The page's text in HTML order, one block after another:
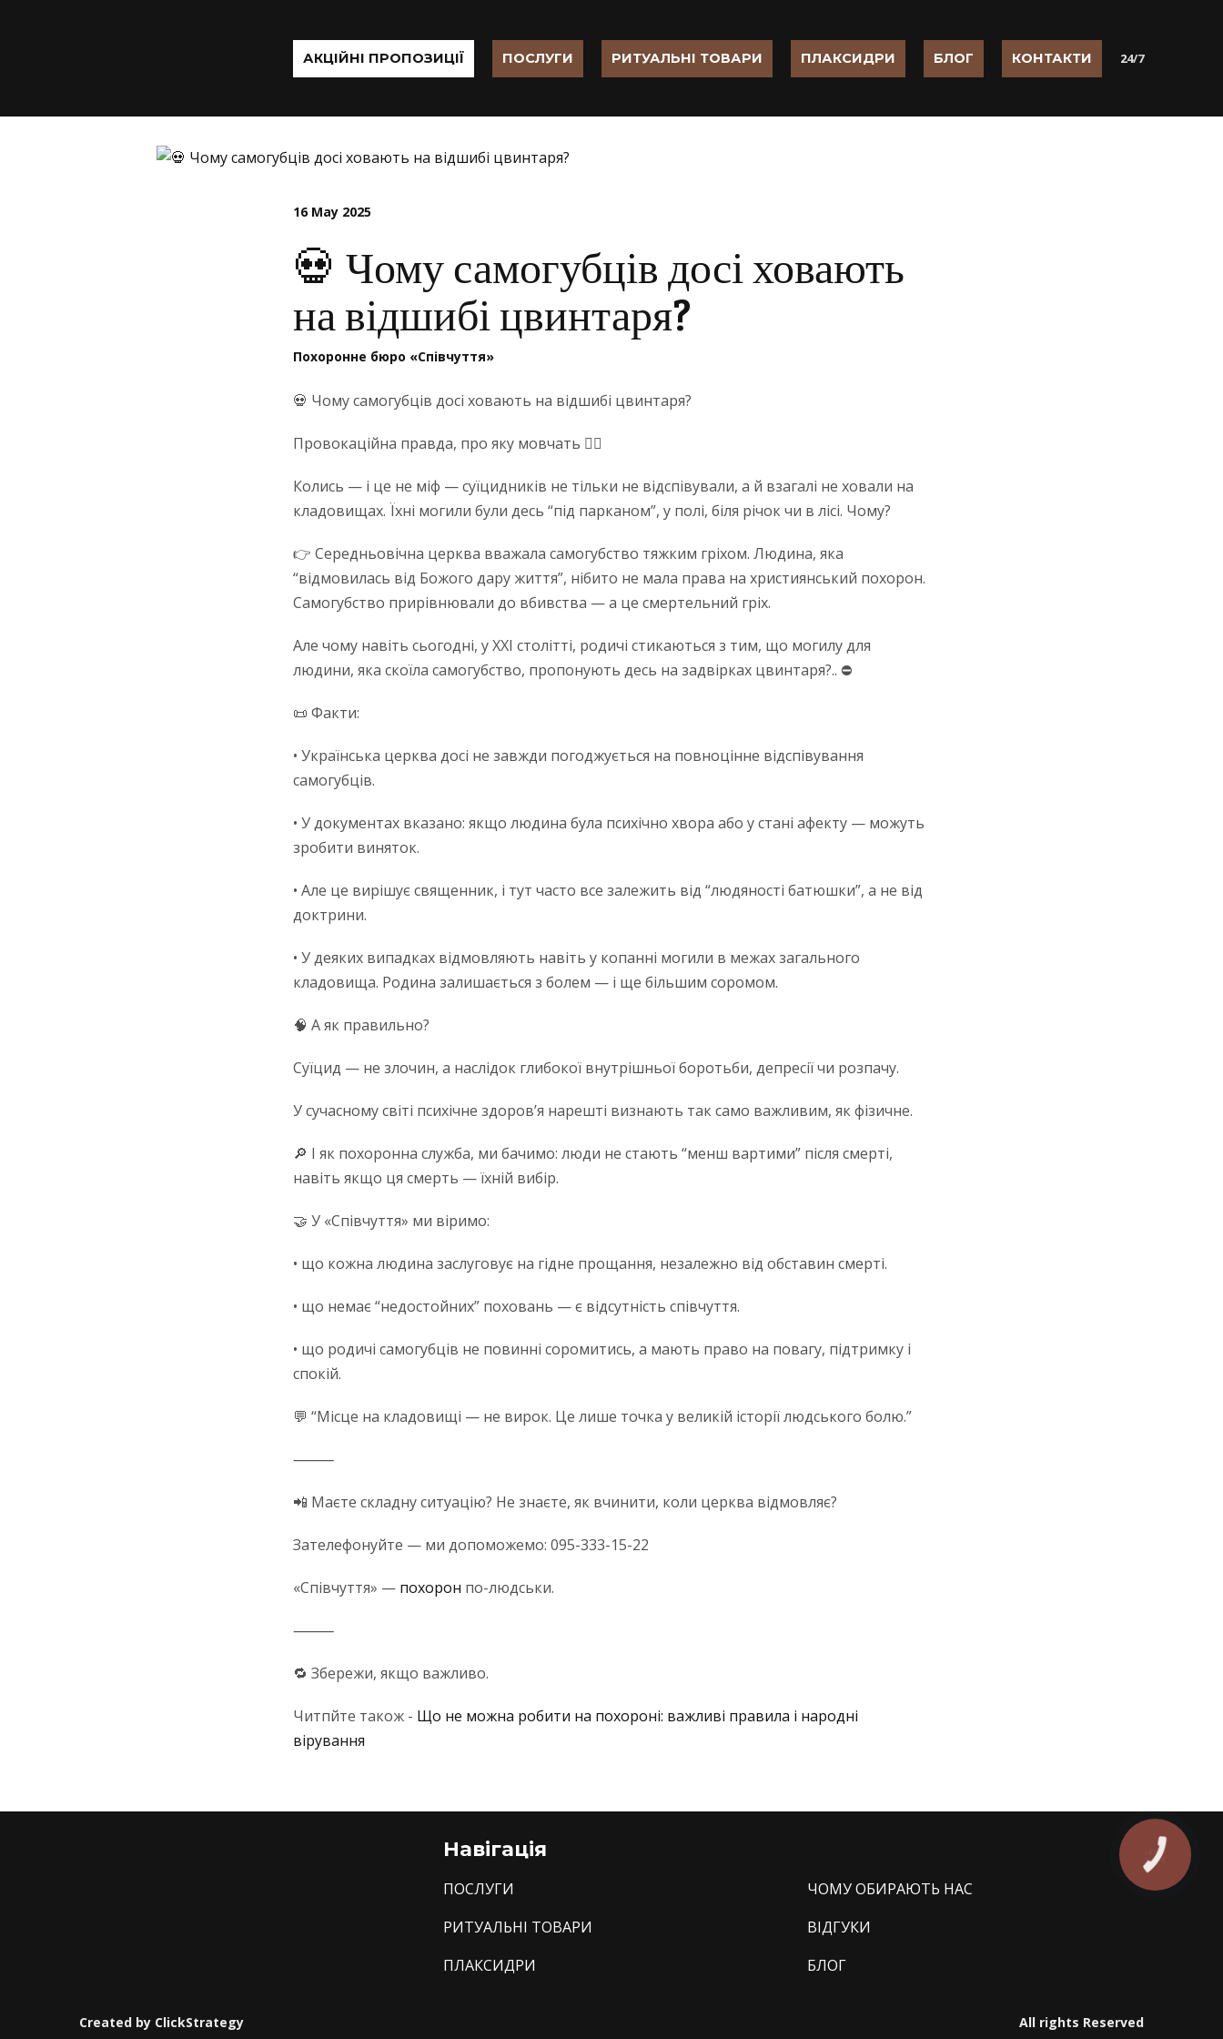
АКЦІЙНІ ПРОПОЗИЦІЇ ПОСЛУГИ РИТУАЛЬНІ ТОВАРИ ПЛАКСИДРИ БЛОГ КОНТАКТИ 24/7
16 May 2025
💀 Чому самогубців досі ховають
на відшибі цвинтаря?
Похоронне бюро «Співчуття»
💀 Чому самогубців досі ховають на відшибі цвинтаря?
Провокаційна правда, про яку мовчать 😶‍🌫️
Колись — і це не міф — суїцидників не тільки не відспівували, а й взагалі не ховали на
кладовищах. Їхні могили були десь “під парканом”, у полі, біля річок чи в лісі. Чому?
👉 Середньовічна церква вважала самогубство тяжким гріхом. Людина, яка
“відмовилась від Божого дару життя”, нібито не мала права на християнський похорон.
Самогубство прирівнювали до вбивства — а це смертельний гріх.
Але чому навіть сьогодні, у XXI столітті, родичі стикаються з тим, що могилу для
людини, яка скоїла самогубство, пропонують десь на задвірках цвинтаря?.. ⛔
📜 Факти:
• Українська церква досі не завжди погоджується на повноцінне відспівування
самогубців.
• У документах вказано: якщо людина була психічно хвора або у стані афекту — можуть
зробити виняток.
• Але це вирішує священник, і тут часто все залежить від “людяності батюшки”, а не від
доктрини.
• У деяких випадках відмовляють навіть у копанні могили в межах загального
кладовища. Родина залишається з болем — і ще більшим соромом.
🧠 А як правильно?
Суїцид — не злочин, а наслідок глибокої внутрішньої боротьби, депресії чи розпачу.
У сучасному світі психічне здоров’я нарешті визнають так само важливим, як фізичне.
🔎 І як похоронна служба, ми бачимо: люди не стають “менш вартими” після смерті,
навіть якщо ця смерть — їхній вибір.
🤝 У «Співчуття» ми віримо:
• що кожна людина заслуговує на гідне прощання, незалежно від обставин смерті.
• що немає “недостойних” поховань — є відсутність співчуття.
• що родичі самогубців не повинні соромитись, а мають право на повагу, підтримку і
спокій.
💬 “Місце на кладовищі — не вирок. Це лише точка у великій історії людського болю.”
⸻
📲 Маєте складну ситуацію? Не знаєте, як вчинити, коли церква відмовляє?
Зателефонуйте — ми допоможемо: 095-333-15-22
«Співчуття» — похорон по-людськи.
⸻
🔁 Збережи, якщо важливо.
Читпйте також - Що не можна робити на похороні: важливі правила і народні
вірування
Навігація
ПОСЛУГИ
РИТУАЛЬНІ ТОВАРИ
ПЛАКСИДРИ
ЧОМУ ОБИРАЮТЬ НАС
ВІДГУКИ
БЛОГ
Created by ClickStrategy All rights Reserved
КНОПКА
ЗВ'ЯЗКУ